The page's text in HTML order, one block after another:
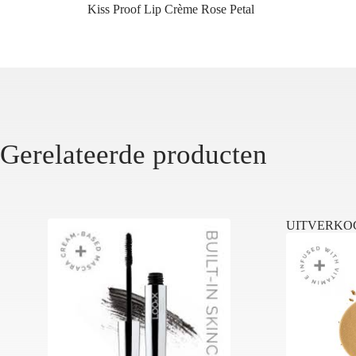
Kiss Proof Lip Crème Rose Petal
Gerelateerde producten